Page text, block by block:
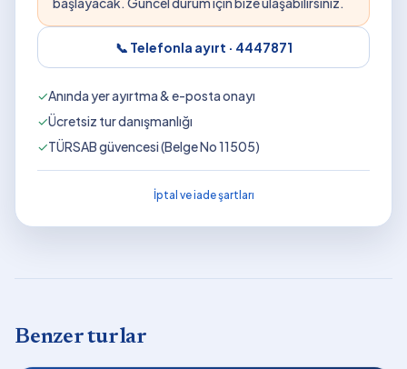
📞 Telefonla ayırt · 4447871
✓Anında yer ayırtma & e-posta onayı
✓Ücretsiz tur danışmanlığı
✓TÜRSAB güvencesi (Belge No 11505)
İptal ve iade şartları
Benzer turlar